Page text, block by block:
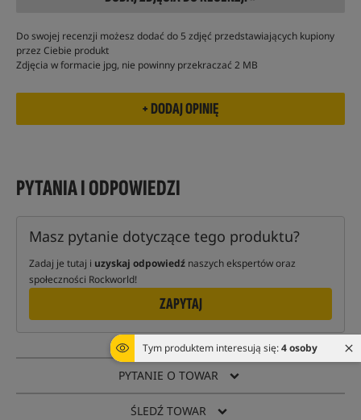
Tym produktem interesują się:4 osoby
Do swojej recenzji możesz dodać do 5 zdjęć przedstawiających kupiony
przez Ciebie produkt
Zdjęcia w formacie jpg, nie powinny przekraczać 2 MB
PYTANIA I ODPOWIEDZI
Masz pytanie dotyczące tego produktu?
Zadaj je tutaj i uzyskaj odpowiedź naszych ekspertów oraz
społeczności Rockworld!
ZAPYTAJ
PYTANIE O TOWAR
ŚLEDŹ TOWAR